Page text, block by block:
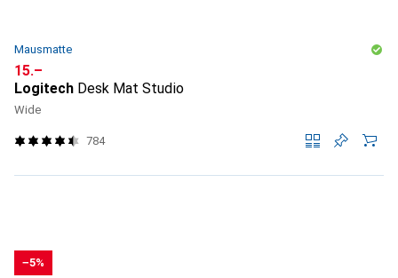
Mausmatte
CHF
15.–
Logitech Desk Mat Studio
Wide
784
−5%